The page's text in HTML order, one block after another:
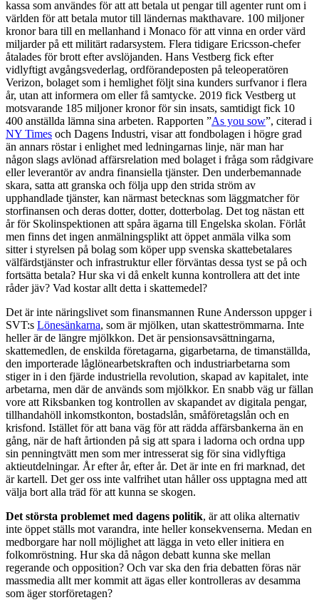
kassa som användes för att att betala ut pengar till agenter runt om i
världen för att betala mutor till ländernas makthavare. 100 miljoner
kronor bara till en mellanhand i Monaco för att vinna en order värd
miljarder på ett militärt radarsystem. Flera tidigare Ericsson-chefer
åtalades för brott efter avslöjanden. Hans Vestberg fick efter
vidlyftigt avgångsvederlag, ordförandeposten på teleoperatören
Verizon, bolaget som i hemlighet följt sina kunders surfvanor i flera
år, utan att informera om eller få samtycke. 2019 fick Vestberg ut
motsvarande 185 miljoner kronor för sin insats, samtidigt fick 10
400 anställda lämna sina arbeten. Rapporten ”As you sow”, citerad i
NY Times och Dagens Industri, visar att fondbolagen i högre grad
än annars röstar i enlighet med ledningarnas linje, när man har
någon slags avlönad affärsrelation med bolaget i fråga som rådgivare
eller leverantör av andra finansiella tjänster. Den underbemannade
skara, satta att granska och följa upp den strida ström av
upphandlade tjänster, kan närmast betecknas som läggmatcher för
storfinansen och deras dotter, dotter, dotterbolag. Det tog nästan ett
år för Skolinspektionen att spåra ägarna till Engelska skolan. Förlåt
men finns det ingen anmälningsplikt att öppet anmäla vilka som
sitter i styrelsen på bolag som köper upp svenska skattebetalares
välfärdstjänster och infrastruktur eller förväntas dessa tyst se på och
fortsätta betala? Hur ska vi då enkelt kunna kontrollera att det inte
råder jäv? Vad kostar allt detta i skattemedel?
Det är inte näringslivet som finansmannen Rune Andersson uppger i
SVT:s Lönesänkarna, som är mjölken, utan skatteströmmarna. Inte
heller är de längre mjölkkon. Det är pensionsavsättningarna,
skattemedlen, de enskilda företagarna, gigarbetarna, de timanställda,
den importerade låglönearbetskraften och industriarbetarna som
stiger in i den fjärde industriella revolution, skapad av kapitalet, inte
arbetarna, men där de används som mjölkkor. En snabb väg ur fällan
vore att Riksbanken tog kontrollen av skapandet av digitala pengar,
tillhandahöll inkomstkonton, bostadslån, småföretagslån och en
krisfond. Istället för att bana väg för att rädda affärsbankerna än en
gång, när de haft årtionden på sig att spara i ladorna och ordna upp
sin penningtvätt men som mer intresserat sig för sina vidlyftiga
aktieutdelningar. År efter år, efter år. Det är inte en fri marknad, det
är kartell. Det ger oss inte valfrihet utan håller oss upptagna med att
välja bort alla träd för att kunna se skogen.
Det största problemet med dagens politik, är att olika alternativ
inte öppet ställs mot varandra, inte heller konsekvenserna. Medan en
medborgare har noll möjlighet att lägga in veto eller initiera en
folkomröstning. Hur ska då någon debatt kunna ske mellan
regerande och opposition? Och var ska den fria debatten föras när
massmedia allt mer kommit att ägas eller kontrolleras av desamma
som äger storföretagen?